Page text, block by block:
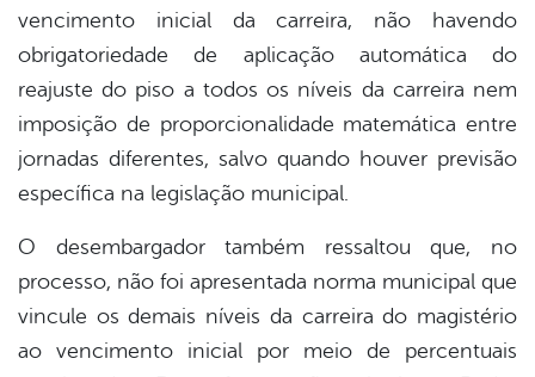
vencimento inicial da carreira, não havendo
obrigatoriedade de aplicação automática do
reajuste do piso a todos os níveis da carreira nem
imposição de proporcionalidade matemática entre
jornadas diferentes, salvo quando houver previsão
específica na legislação municipal.
O desembargador também ressaltou que, no
processo, não foi apresentada norma municipal que
vincule os demais níveis da carreira do magistério
ao vencimento inicial por meio de percentuais